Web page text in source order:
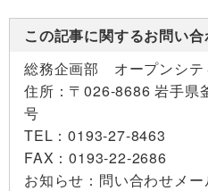
この記事に関するお問い合
総務企画部 オープンシテ
住所： 〒026-8686 岩手県
号
TEL：0193-27-8463
FAX：0193-22-2686
お知らせ： 問い合わせメー